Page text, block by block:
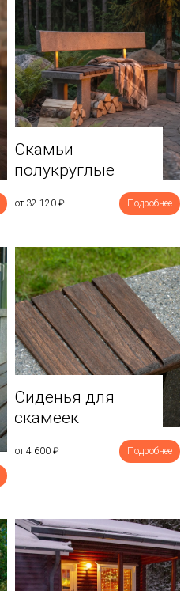
Скамьи
полукруглые
от 32 120 ₽ Подробнее
Сиденья для
скамеек
от 4 600 ₽ Подробнее